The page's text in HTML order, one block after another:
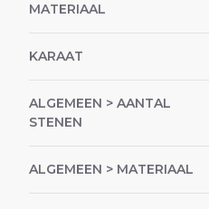
ALGEMEEN > AANTAL
STENEN
ALGEMEEN > MATERIAAL
MATERIAAL
KARAAT